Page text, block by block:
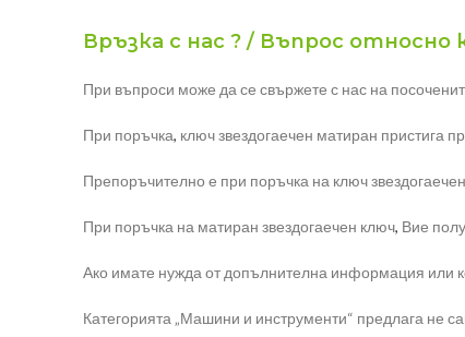
Връзка с нас ? / Въпрос относно
При въпроси може да се свържете с нас на
При поръчка, ключ звездогаечен матиран пристига
Препоръчително е при поръчка на ключ
При поръчка на матиран звездогаечен ключ, Вие
Ако имате нужда от допълнителна информация или
Категорията „Машини и инструменти“ предлага не